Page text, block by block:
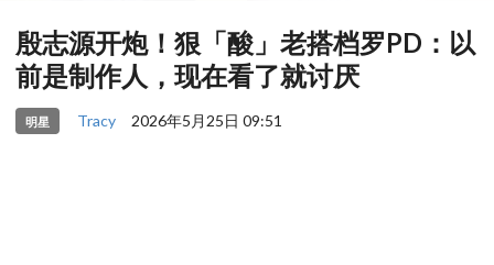
殷志源开炮！狠「酸」老搭档罗PD：以
前是制作人，现在看了就讨厌
明星 Tracy 2026年5月25日 09:51